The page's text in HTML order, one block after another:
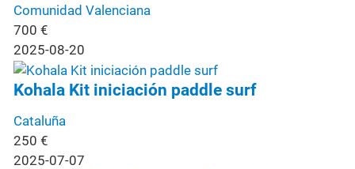
Comunidad Valenciana
700 €
2025-08-20
Kohala Kit iniciación paddle surf
Cataluña
250 €
2025-07-07